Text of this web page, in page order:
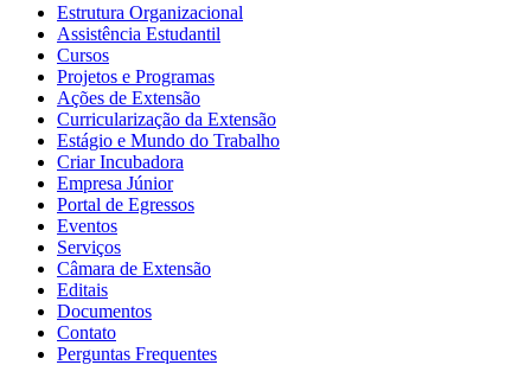
Estrutura Organizacional
Assistência Estudantil
Cursos
Projetos e Programas
Ações de Extensão
Curricularização da Extensão
Estágio e Mundo do Trabalho
Criar Incubadora
Empresa Júnior
Portal de Egressos
Eventos
Serviços
Câmara de Extensão
Editais
Documentos
Contato
Perguntas Frequentes